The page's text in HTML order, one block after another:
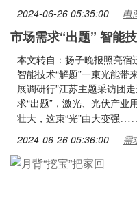
2024-06-26 05:35:00 电
市场需求“出题” 智能
本文转自：扬子晚报照亮宿
智能技术“解题”一束光能带
展调研行”江苏主题采访团
求“出题”，激光、光伏产业
壮大，这束“光”由大变强
2024-06-26 05:36:00 需